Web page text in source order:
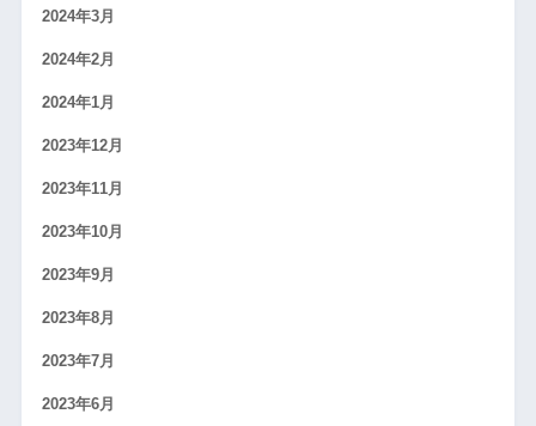
2024年3月
2024年2月
2024年1月
2023年12月
2023年11月
2023年10月
2023年9月
2023年8月
2023年7月
2023年6月